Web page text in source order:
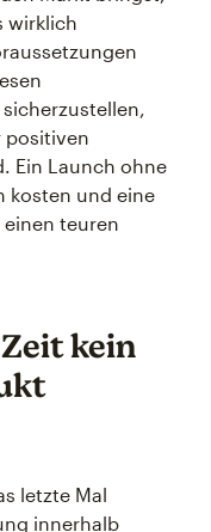
wirklich
positiven
Ein Launch ohne
kosten und eine
teuren
kein
letzte Mal
innerhalb